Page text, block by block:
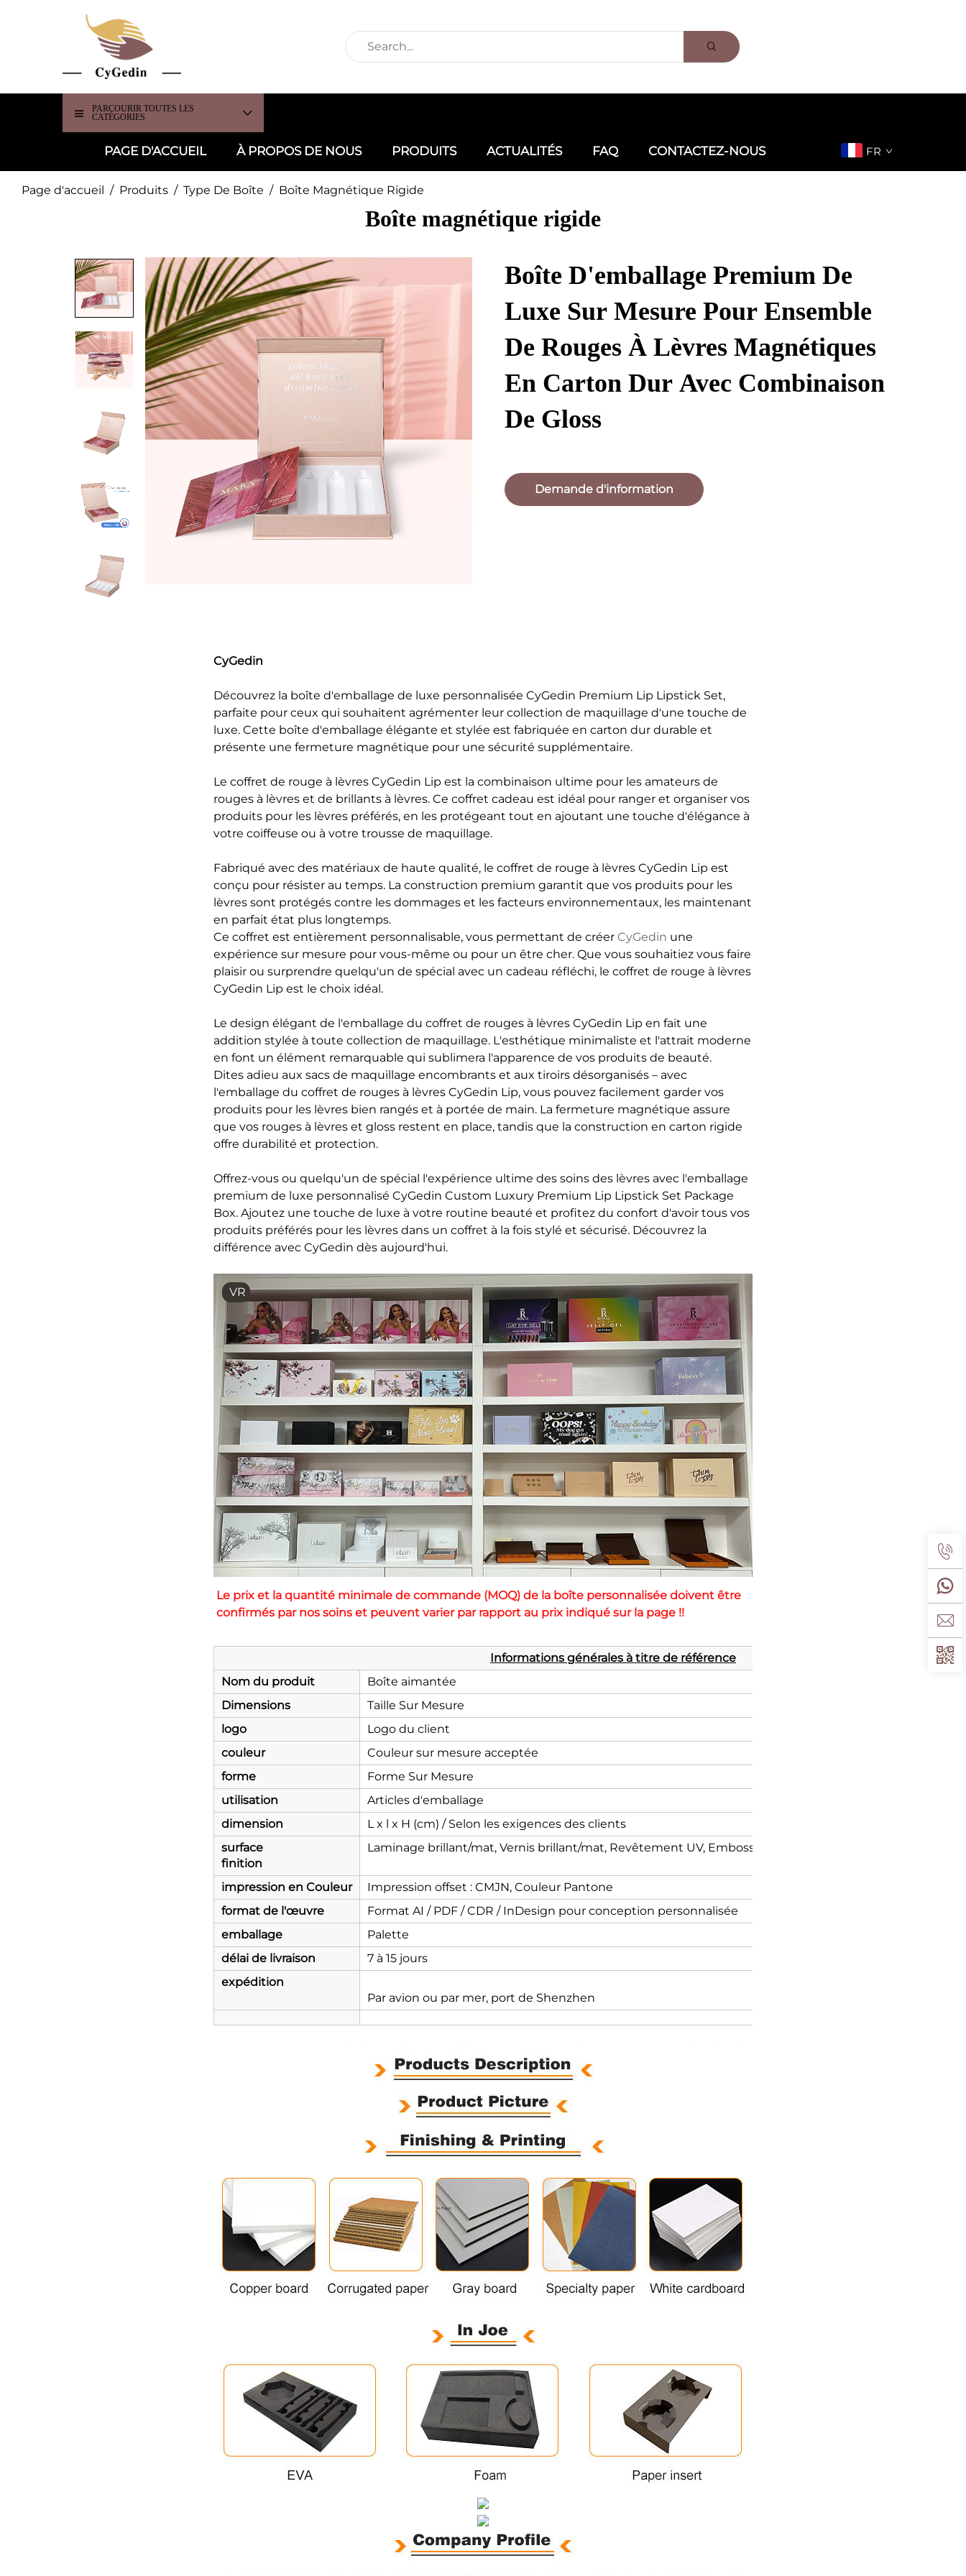
PARCOURIR TOUTES LES
CATÉGORIES
PAGE D'ACCUEIL À PROPOS DE NOUS PRODUITS ACTUALITÉS FAQ CONTACTEZ-NOUS FR
Page d'accueil / Produits / Type De Boîte / Boîte Magnétique Rigide
Boîte magnétique rigide
Boîte D'emballage Premium De
Luxe Sur Mesure Pour Ensemble
De Rouges À Lèvres Magnétiques
En Carton Dur Avec Combinaison
De Gloss
Demande d'information
CyGedin
Découvrez la boîte d'emballage de luxe personnalisée CyGedin Premium Lip Lipstick Set,
parfaite pour ceux qui souhaitent agrémenter leur collection de maquillage d'une touche de
luxe. Cette boîte d'emballage élégante et stylée est fabriquée en carton dur durable et
présente une fermeture magnétique pour une sécurité supplémentaire.
Le coffret de rouge à lèvres CyGedin Lip est la combinaison ultime pour les amateurs de
rouges à lèvres et de brillants à lèvres. Ce coffret cadeau est idéal pour ranger et organiser vos
produits pour les lèvres préférés, en les protégeant tout en ajoutant une touche d'élégance à
votre coiffeuse ou à votre trousse de maquillage.
Fabriqué avec des matériaux de haute qualité, le coffret de rouge à lèvres CyGedin Lip est
conçu pour résister au temps. La construction premium garantit que vos produits pour les
lèvres sont protégés contre les dommages et les facteurs environnementaux, les maintenant
en parfait état plus longtemps.
Ce coffret est entièrement personnalisable, vous permettant de créer CyGedin une
expérience sur mesure pour vous-même ou pour un être cher. Que vous souhaitiez vous faire
plaisir ou surprendre quelqu'un de spécial avec un cadeau réfléchi, le coffret de rouge à lèvres
CyGedin Lip est le choix idéal.
Le design élégant de l'emballage du coffret de rouges à lèvres CyGedin Lip en fait une
addition stylée à toute collection de maquillage. L'esthétique minimaliste et l'attrait moderne
en font un élément remarquable qui sublimera l'apparence de vos produits de beauté.
Dites adieu aux sacs de maquillage encombrants et aux tiroirs désorganisés – avec
l'emballage du coffret de rouges à lèvres CyGedin Lip, vous pouvez facilement garder vos
produits pour les lèvres bien rangés et à portée de main. La fermeture magnétique assure
que vos rouges à lèvres et gloss restent en place, tandis que la construction en carton rigide
offre durabilité et protection.
Offrez-vous ou quelqu'un de spécial l'expérience ultime des soins des lèvres avec l'emballage
premium de luxe personnalisé CyGedin Custom Luxury Premium Lip Lipstick Set Package
Box. Ajoutez une touche de luxe à votre routine beauté et profitez du confort d'avoir tous vos
produits préférés pour les lèvres dans un coffret à la fois stylé et sécurisé. Découvrez la
différence avec CyGedin dès aujourd'hui.
VR
Le prix et la quantité minimale de commande (MOQ) de la boîte personnalisée doivent être
confirmés par nos soins et peuvent varier par rapport au prix indiqué sur la page !!
Informations générales à titre de référence
Nom du produit
Boîte aimantée
Dimensions
Taille Sur Mesure
logo
Logo du client
couleur
Couleur sur mesure acceptée
forme
Forme Sur Mesure
utilisation
Articles d'emballage
dimension
L x l x H (cm) / Selon les exigences des clients
surface
finition
Laminage brillant/mat, Vernis brillant/mat, Revêtement UV, Embossage, Finition par estampage à
impression en Couleur
Impression offset : CMJN, Couleur Pantone
format de l'œuvre
Format AI / PDF / CDR / InDesign pour conception personnalisée
emballage
Palette
délai de livraison
7 à 15 jours
expédition
Par avion ou par mer, port de Shenzhen